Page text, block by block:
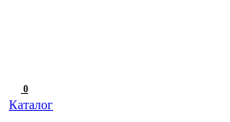
0
Каталог